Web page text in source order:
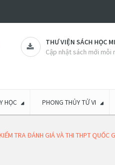
THƯ VIỆN SÁCH HỌC
Cập nhật sách mới mỗi
Y HỌC PHONG THỦY TỬ VI
TRA ĐÁNH GIÁ VÀ THI THPT QUỐC